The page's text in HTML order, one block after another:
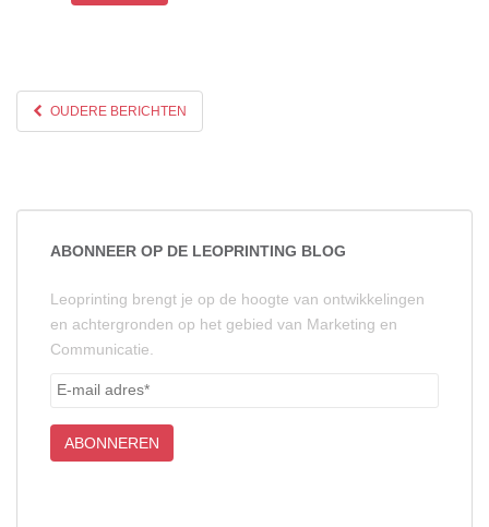
OUDERE BERICHTEN
ABONNEER OP DE LEOPRINTING BLOG
Leoprinting brengt je op de hoogte van ontwikkelingen
en achtergronden op het gebied van Marketing en
Communicatie.